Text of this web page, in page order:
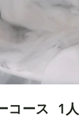
コース  1